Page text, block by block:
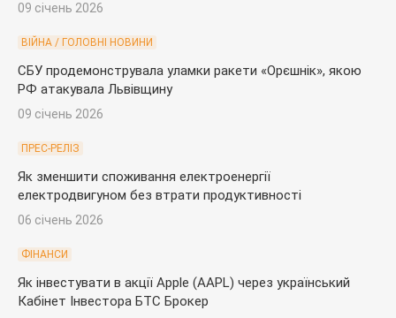
09 січень 2026
ВІЙНА / ГОЛОВНІ НОВИНИ
СБУ продемонструвала уламки ракети «Орєшнік», якою
РФ атакувала Львівщину
09 січень 2026
ПРЕС-РЕЛІЗ
Як зменшити споживання електроенергії
електродвигуном без втрати продуктивності
06 січень 2026
ФІНАНСИ
Як інвестувати в акції Apple (AAPL) через український
Кабінет Інвестора БТС Брокер